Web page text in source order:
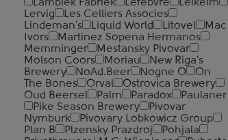
Lambiek Fabriek
Lefebvre
Leikeim
Lervig
Les Celliers Associes
Lindeman's
Liquid World Litovel
Mac
Ivors
Martinez Sopena Hermanos
Memminger
Mestansky Pivovar
Molson Coors
Moriau
New Riga's
Brewery
NoAd.Beer Nogne O
On
The Bones
Orval
Ostrovica Brewery
Oud Beersel
Palm Paradox
Paulaner
Pike Season Brewery
Pivovar
Nymburk
Pivovary Lobkowicz Group
Plan B
Plzensky Prazdroj
Pohjala